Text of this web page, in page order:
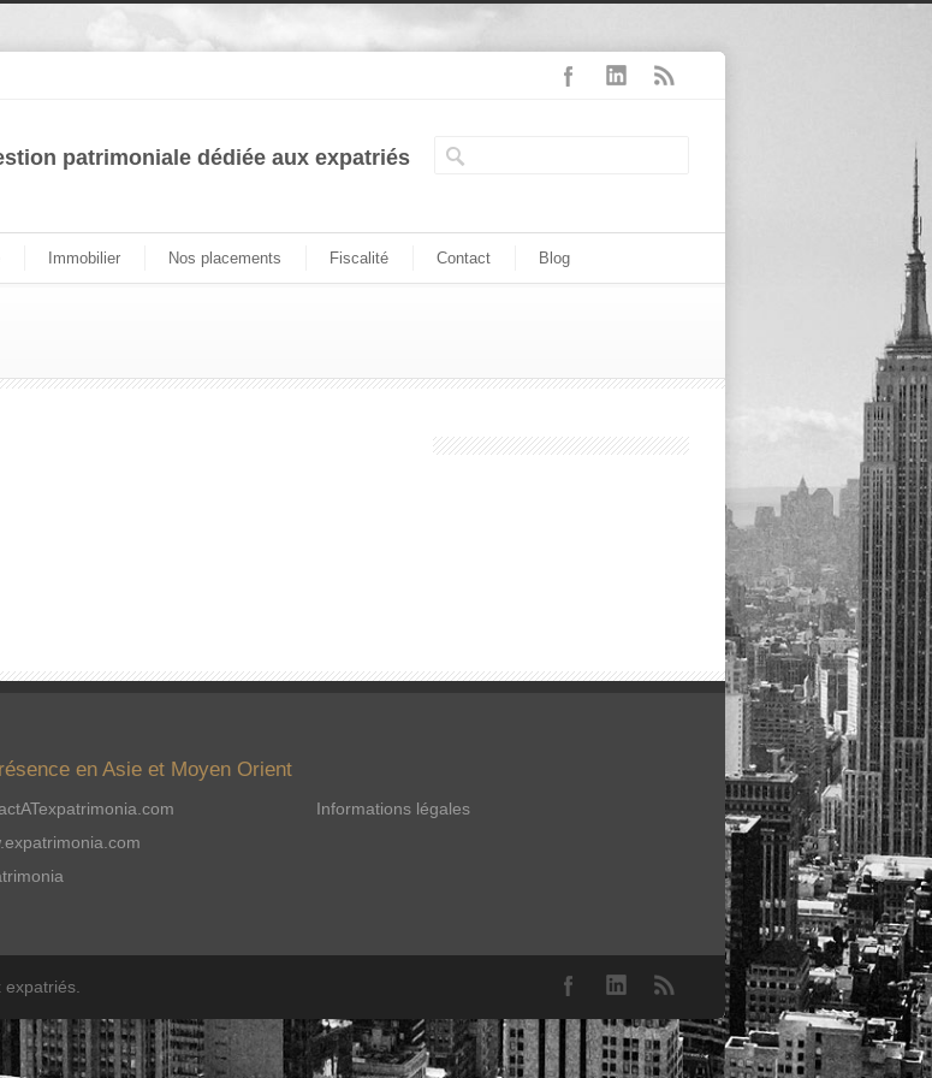
patrimoniale dédiée aux expatriés
Immobilier Nos placements Fiscalité Contact Blog
en Asie et Moyen Orient
Informations légales
expatriés.